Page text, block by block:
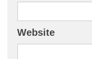
Website